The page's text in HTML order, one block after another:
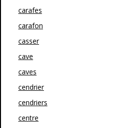
carafes
carafon
casser
cave
caves
cendrier
cendriers
centre